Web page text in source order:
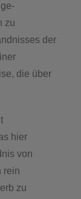
zu
der
die über
hier
von
rein
zu